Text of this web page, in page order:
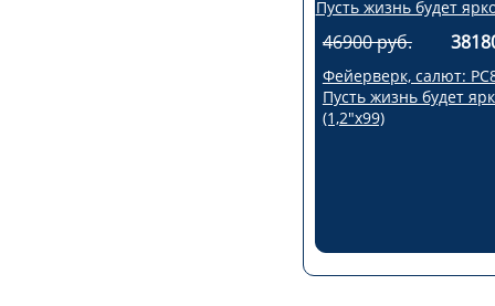
46900 руб.
Фейерверк, салют:
Пусть жизнь будет
(1,2"х99)